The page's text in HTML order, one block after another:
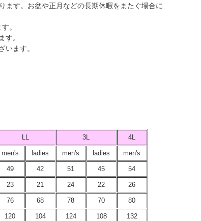
ます。お盆や正月などの長期休暇をまたぐ場合に
。
す。
います。
LL 3L 4L
men's ladies men's ladies men's
49 42 51 45 54
23 21 24 22 26
76 68 78 70 80
120 104 124 108 132